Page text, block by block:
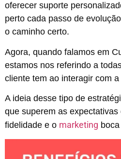
oferecer suporte
perto cada passo de
o caminho certo.
Agora, quando falamos em
estamos nos referindo a
cliente tem ao interagir com
A ideia desse tipo de
que superem as
fidelidade e o marketing